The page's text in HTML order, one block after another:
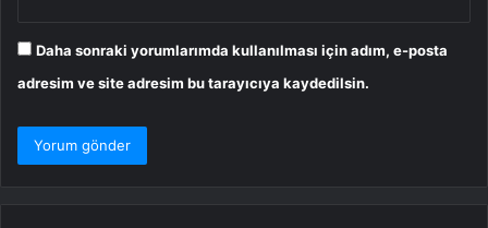
Daha sonraki yorumlarımda kullanılması için adım, e-posta
adresim ve site adresim bu tarayıcıya kaydedilsin.